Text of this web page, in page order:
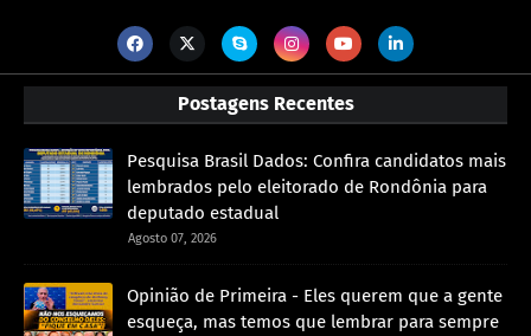
Postagens Recentes
Pesquisa Brasil Dados: Confira candidatos mais
lembrados pelo eleitorado de Rondônia para
deputado estadual
Agosto 07, 2026
Opinião de Primeira - Eles querem que a gente
esqueça, mas temos que lembrar para sempre